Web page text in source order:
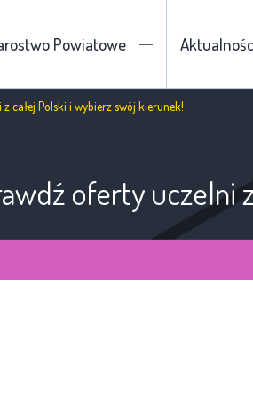
Powiatowe
całej Polski i wybierz swój kierunek!
oferty uczelni